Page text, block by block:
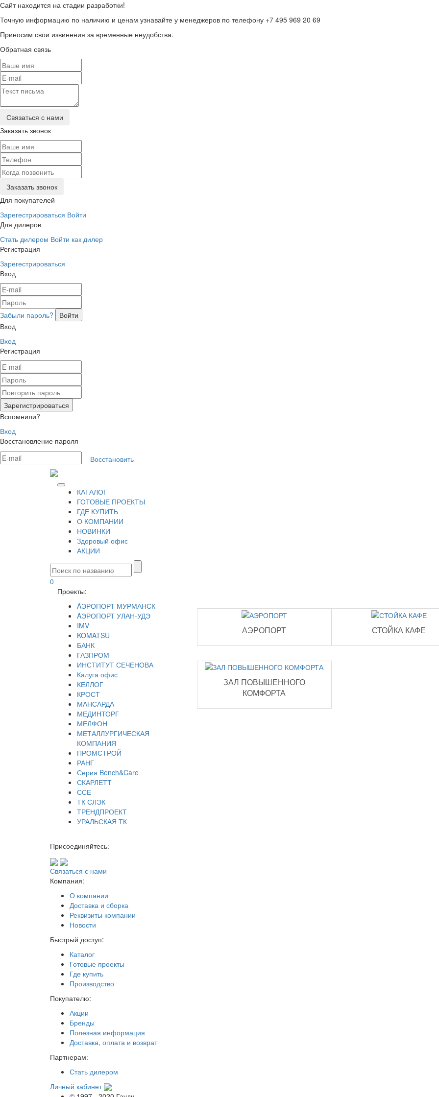
Сайт находится на стадии разработки!
Точную информацию по наличию и ценам узнавайте у менеджеров по телефону +7 495 969 20 69
Приносим свои извинения за временные неудобства.
Обратная связь
Заказать звонок
Для покупателей
Зарегестрироваться Войти
Для дилеров
Стать дилером Войти как дилер
Регистрация
Зарегестрироваться
Вход
Забыли пароль?
Вход
Вход
Регистрация
Вспомнили?
Вход
Восстановление пароля
Восстановить
КАТАЛОГ
ГОТОВЫЕ ПРОЕКТЫ
ГДЕ КУПИТЬ
О КОМПАНИИ
НОВИНКИ
Здоровый офис
АКЦИИ
0
Проекты:
AЭРОПОРТ МУРМАНСК
AЭРОПОРТ УЛАН-УДЭ
IMV
KOMATSU
БАНК
ГАЗПРОМ
ИНСТИТУТ СЕЧЕНОВА
Калуга офис
КЕЛЛОГ
КРОСТ
МАНСАРДА
МЕДИНТОРГ
МЕЛФОН
МЕТАЛЛУРГИЧЕСКАЯ
КОМПАНИЯ
ПРОМСТРОЙ
РАНГ
Серия Bench&Care
СКАРЛЕТТ
ССЕ
ТК СЛЭК
ТРЕНДПРОЕКТ
УРАЛЬСКАЯ ТК
АЭРОПОРТ СТОЙКА КАФЕ
ЗАЛ ПОВЫШЕННОГО
КОМФОРТА
Присоединяйтесь:
Связаться с нами
Компания:
О компании
Доставка и сборка
Реквизиты компании
Новости
Быстрый доступ:
Каталог
Готовые проекты
Где купить
Производство
Покупателю:
Акции
Бренды
Полезная информация
Доставка, оплата и возврат
Партнерам:
Стать дилером
Личный кабинет